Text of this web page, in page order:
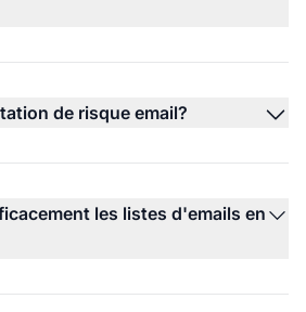
de risque email?
les listes d'emails en